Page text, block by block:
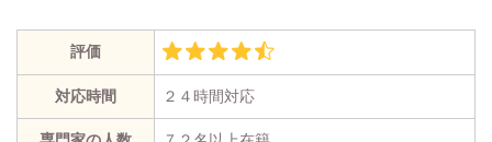
評価
対応時間 ２４時間対応